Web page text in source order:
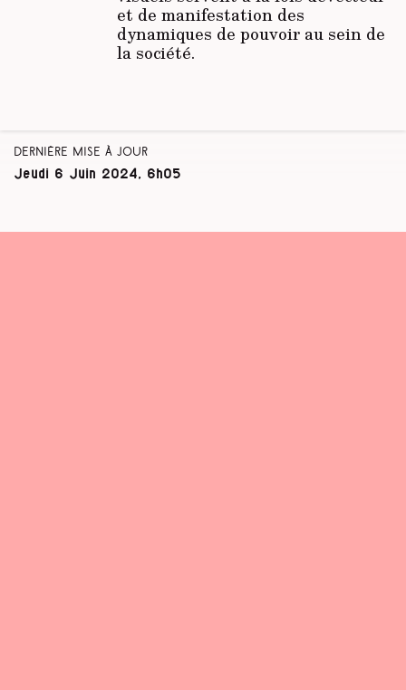
et de manifestation des
dynamiques de pouvoir au sein de
la société.
Dernière mise à jour
Jeudi 6 Juin 2024, 6h05